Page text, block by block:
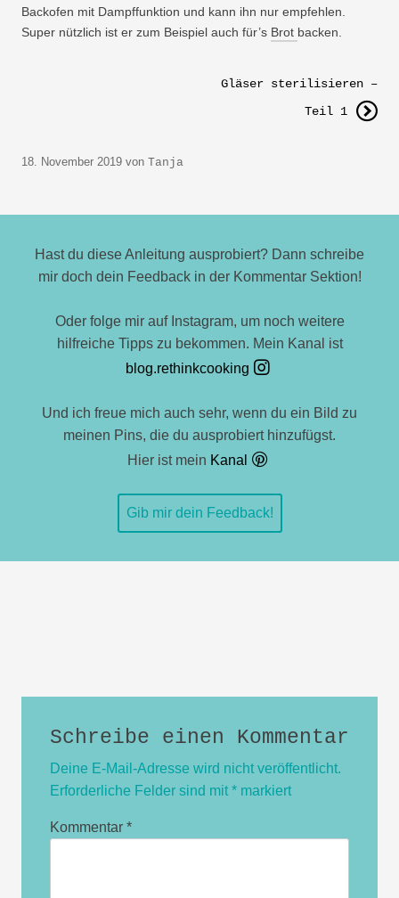
Backofen mit Dampffunktion und kann ihn nur empfehlen.
Super nützlich ist er zum Beispiel auch für’s Brot backen.
BeitragsnavigationGläser sterilisieren –
Teil 1
18. November 2019 von Tanja
Hast du diese Anleitung ausprobiert? Dann schreibe
mir doch dein Feedback in der Kommentar Sektion!
Oder folge mir auf Instagram, um noch weitere
hilfreiche Tipps zu bekommen. Mein Kanal ist
blog.rethinkcooking
Und ich freue mich auch sehr, wenn du ein Bild zu
meinen Pins, die du ausprobiert hinzufügst.
Hier ist mein Kanal
Gib mir dein Feedback!
Schreibe einen Kommentar
Deine E-Mail-Adresse wird nicht veröffentlicht.
Erforderliche Felder sind mit* markiert
Kommentar *